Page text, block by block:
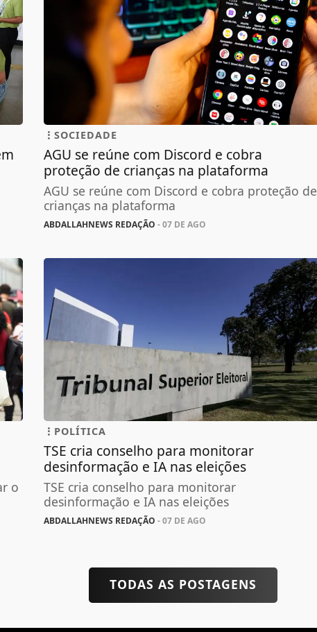
SOCIEDADE
AGU se reúne com Discord e cobra
proteção de crianças na plataforma
AGU se reúne com Discord e cobra proteção de
crianças na plataforma
ABDALLAHNEWS REDAÇÃO - 07 DE AGO
o
POLÍTICA
TSE cria conselho para monitorar
desinformação e IA nas eleições
TSE cria conselho para monitorar
desinformação e IA nas eleições
ABDALLAHNEWS REDAÇÃO - 07 DE AGO
TODAS AS POSTAGENS